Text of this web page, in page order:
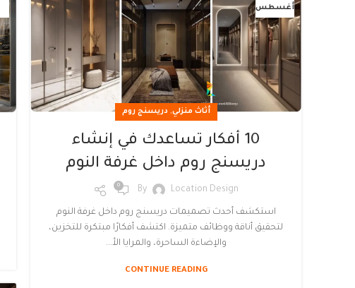
أغسطس
أثاث منزلي, دريسنج روم
10 أفكار تساعدك في إنشاء
دريسنج روم داخل غرفة النوم
By Location Design
0
استكشف أحدث تصميمات دريسنج روم داخل غرفة النوم
لتحقيق أناقة ووظائف متميزة. اكتشف أفكارًا مبتكرة للتخزين،
والإضاءة الساحرة، والمرايا الأ...
CONTINUE READING